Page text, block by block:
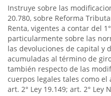
Instruye sobre las
20.780, sobre Reforma
Renta, vigentes a contar del
particularmente sobre las
las devoluciones de capital y
acumuladas al término de
también respecto de las
cuerpos legales tales como el
art. 2° Ley 19.149; art. 2° Ley